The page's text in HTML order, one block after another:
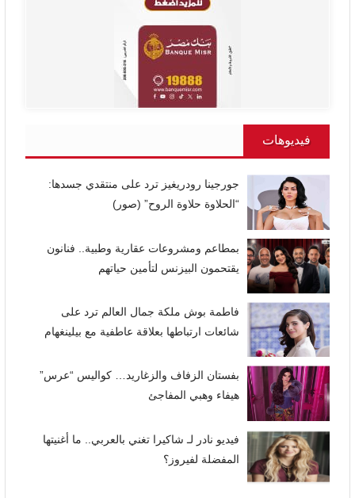
فيديوهات
جورجينا رودريغيز ترد على منتقدي جسدها:
“الحلاوة حلاوة الروح” (صور)
بمطاعم ومشروعات عقارية وطبية.. فنانون
يقتحمون البيزنس لتأمين حياتهم
فاطمة بوش ملكة جمال العالم ترد على
شائعات ارتباطها بعلاقة عاطفية مع بيلينغهام
بفستان الزفاف والزغاريد… كواليس “عرس”
هيفاء وهبي المفاجئ
فيديو نادر لـ شاكيرا تغني بالعربي.. ما أغنيتها
المفضلة لفيروز؟